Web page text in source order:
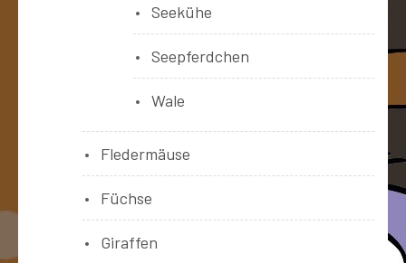
Seekühe
Seepferdchen
Wale
Fledermäuse
Füchse
Giraffen